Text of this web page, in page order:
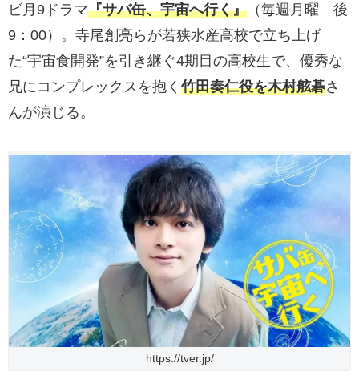
ビ月9ドラマ『サバ缶、宇宙へ行く』 （毎週月曜 後
9：00）。寺尾創亮らが若狭水産高校で立ち上げ
た“宇宙食開発”を引き継ぐ4期目の高校生で、優秀な
兄にコンプレックスを抱く 竹田奏仁役を木村舷碁さ
んが演じる。
https://tver.jp/